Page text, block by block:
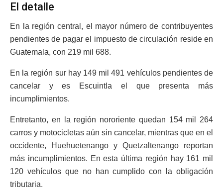
El detalle
En la región central, el mayor número de contribuyentes
pendientes de pagar el impuesto de circulación reside en
Guatemala, con 219 mil 688.
En la región sur hay 149 mil 491 vehículos pendientes de
cancelar y es Escuintla el que presenta más
incumplimientos.
Entretanto, en la región nororiente quedan 154 mil 264
carros y motocicletas aún sin cancelar, mientras que en el
occidente, Huehuetenango y Quetzaltenango reportan
más incumplimientos. En esta última región hay 161 mil
120 vehículos que no han cumplido con la obligación
tributaria.